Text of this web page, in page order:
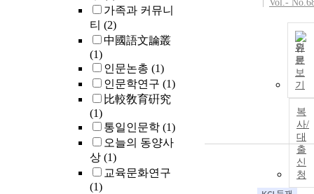
가족과 커뮤니
티 (2)
中國語文論叢
(1)
인문논총 (1)
인문학연구 (1)
比較敎育硏究
(1)
통일인문학 (1)
오늘의 동양사
상 (1)
교육문화연구
(1)
Vol.-
원
문
보
기
복
사/
대
출
신
청